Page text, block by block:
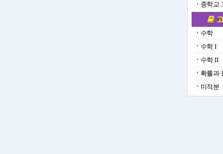
ㆍ 중학교
ㆍ 수학
ㆍ 수학 I
ㆍ 수학 II
ㆍ 확률과
ㆍ 미적분